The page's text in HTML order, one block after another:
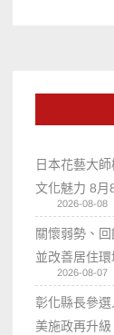
日本花藝大
文化魅力 8月
2026-08-08
關懷弱勢、
並改善居住環
2026-08-07
彰化縣長參
美施政再升級